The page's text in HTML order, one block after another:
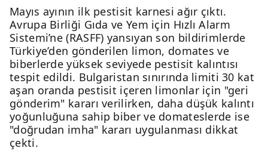
Mayıs ayının ilk pestisit karnesi ağır çıktı.
Avrupa Birliği Gıda ve Yem için Hızlı Alarm
Sistemi’ne (RASFF) yansıyan son bildirimlerde
Türkiye’den gönderilen limon, domates ve
biberlerde yüksek seviyede pestisit kalıntısı
tespit edildi. Bulgaristan sınırında limiti 30 kat
aşan oranda pestisit içeren limonlar için "geri
gönderim" kararı verilirken, daha düşük kalıntı
yoğunluğuna sahip biber ve domateslerde ise
"doğrudan imha" kararı uygulanması dikkat
çekti.